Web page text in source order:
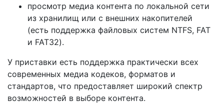
просмотр медиа контента по локальной сети
из хранилищ или с внешних накопителей
(есть поддержка файловых систем NTFS, FAT
и FAT32).
У приставки есть поддержка практически всех
современных медиа кодеков, форматов и
стандартов, что предоставляет широкий спектр
возможностей в выборе контента.